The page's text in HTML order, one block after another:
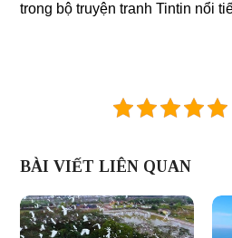
trong bộ truyện tranh Tintin nổi
BÀI VIẾT LIÊN QUAN